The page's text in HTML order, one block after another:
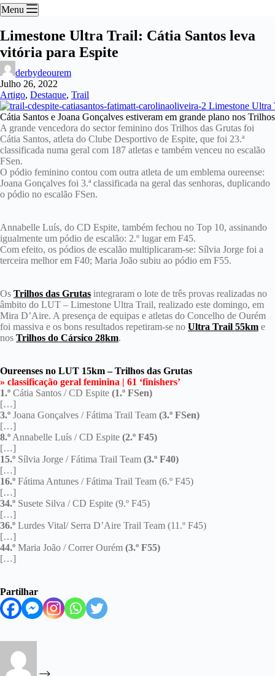
Menu
Limestone Ultra Trail: Cátia Santos leva
vitória para Espite
derbydeourem
Julho 26, 2022
Artigo, Destaque, Trail
Cátia Santos e Joana Gonçalves estiveram em grande plano nos
A grande vencedora do sector feminino dos Trilhos das Grutas foi
Cátia Santos, atleta do Clube Desportivo de Espite, que foi 23.ª
classificada numa geral com 187 atletas e também venceu no escalão
FSen.
O pódio feminino contou com outra atleta de um emblema oureense:
Joana Gonçalves foi 3.ª classificada na geral das senhoras, duplicando
o pódio no escalão FSen.
Annabelle Luís, do CD Espite, também fechou no Top 10, assinando
igualmente um pódio de escalão: 2.º lugar em F45.
Com efeito, os pódios de escalão multiplicaram-se: Sílvia Jorge foi a
terceira melhor em F40; Maria João subiu ao pódio em F55.
Os Trilhos das Grutas integraram o lote de três provas realizadas no
âmbito do LUT – Limestone Ultra Trail, realizado este domingo, em
Mira D’Aire. A presença de equipas e atletas do Concelho de Ourém
foi massiva e os bons resultados repetiram-se no Ultra Trail 55km e
nos Trilhos do Cársico 28km.
Oureenses no LUT 15km – Trilhos das Grutas
» classificação geral feminina | 61 ‘finishers’
1.º Cátia Santos / CD Espite (1.º FSen)
[…]
3.º Joana Gonçalves / Fátima Trail Team (3.º FSen)
[…]
8.º Annabelle Luís / CD Espite (2.º F45)
[…]
15.º Sílvia Jorge / Fátima Trail Team (3.º F40)
[…]
16.º Fátima Antunes / Fátima Trail Team (6.º F45)
[…]
34.º Susete Silva / CD Espite (9.º F45)
[…]
36.º Lurdes Vital/ Serra D’Aire Trail Team (11.º F45)
[…]
44.º Maria João / Correr Ourém (3.º F55)
[…]
Partilhar